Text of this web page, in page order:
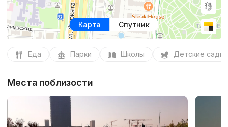
Карта Спутник
Еда Парки Школы Детские сады
Места поблизости